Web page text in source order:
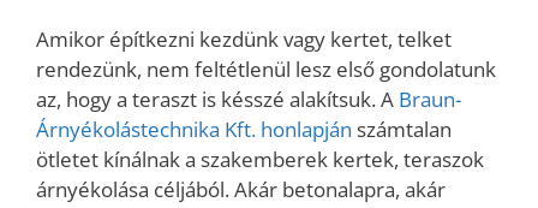
Amikor építkezni kezdünk vagy kertet, telket
rendezünk, nem feltétlenül lesz első gondolatunk
az, hogy a teraszt is késszé alakítsuk. A Braun-
Árnyékolástechnika Kft. honlapján számtalan
ötletet kínálnak a szakemberek kertek, teraszok
árnyékolása céljából. Akár betonalapra, akár